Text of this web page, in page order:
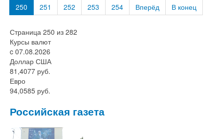
250
251 252 253 254 Вперёд В конец
Страница 250 из 282
Курсы валют
c 07.08.2026
Доллар США
81,4077 руб.
Евро
94,0585 руб.
Российская газета